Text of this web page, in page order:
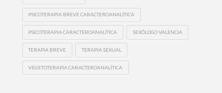
PSICOTERAPIA BREVE CARACTEROANALÍTICA
PSICOTERAPIA CARACTEROANALÍTICA SEXÓLOGO VALENCIA
TERAPIA BREVE TERAPIA SEXUAL
VEGETOTERAPIA CARACTEROANALÍTICA